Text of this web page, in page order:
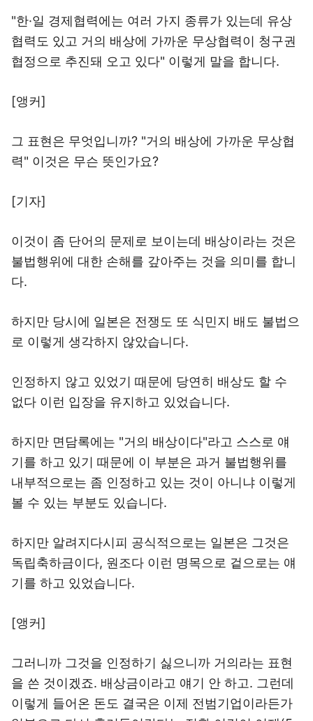
"한·일 경제협력에는 여러 가지 종류가 있는데 유상
협력도 있고 거의 배상에 가까운 무상협력이 청구권
협정으로 추진돼 오고 있다" 이렇게 말을 합니다.
[앵커]
그 표현은 무엇입니까? "거의 배상에 가까운 무상협
력" 이것은 무슨 뜻인가요?
[기자]
이것이 좀 단어의 문제로 보이는데 배상이라는 것은
불법행위에 대한 손해를 갚아주는 것을 의미를 합니
다.
하지만 당시에 일본은 전쟁도 또 식민지 배도 불법으
로 이렇게 생각하지 않았습니다.
인정하지 않고 있었기 때문에 당연히 배상도 할 수
없다 이런 입장을 유지하고 있었습니다.
하지만 면담록에는 "거의 배상이다"라고 스스로 얘
기를 하고 있기 때문에 이 부분은 과거 불법행위를
내부적으로는 좀 인정하고 있는 것이 아니냐 이렇게
볼 수 있는 부분도 있습니다.
하지만 알려지다시피 공식적으로는 일본은 그것은
독립축하금이다, 원조다 이런 명목으로 겉으로는 얘
기를 하고 있었습니다.
[앵커]
그러니까 그것을 인정하기 싫으니까 거의라는 표현
을 쓴 것이겠죠. 배상금이라고 얘기 안 하고. 그런데
이렇게 들어온 돈도 결국은 이제 전범기업이라든가